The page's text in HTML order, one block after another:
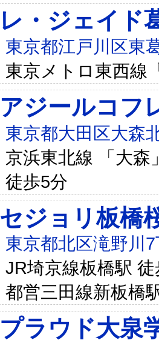
レ・ジェイド
東京都江戸川区東
東京メトロ東西線
アジールコフ
東京都大田区大森
京浜東北線 「大森
徒歩5分
セジョリ板橋
東京都北区滝野川
JR埼京線板橋駅
都営三田線新板橋
プラウド大泉